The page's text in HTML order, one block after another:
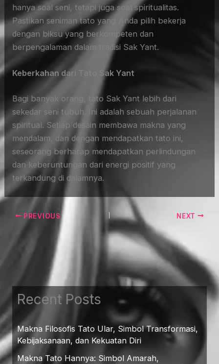
hanya soal seni, tetapi juga soal spiritualitas.
Pastikan seniman tato yang Anda pilih bekerja
dengan biksu yang berkompeten dan
berpengalaman dalam tradisi Sak Yant.
Keberkahan dari Tato Sak Yant
Bagi banyak orang, tato Sak Yant lebih dari
sekedar seni tubuh. Ini adalah sebuah perjalanan
spiritual. Setiap desain membawa makna yang
mendalam, dan dengan mendapatkan tato ini,
seseorang berharap mendapatkan perlindungan
dan keberuntungan dari energi positif yang
terkandung di dalamnya.
PREVIOUS NEXT
Recent Posts
Makna Filosofis Tato Ular, Simbol Transformasi,
Kebijaksanaan, dan Kekuatan Diri
Makna Tato Hannya: Simbol Amarah,